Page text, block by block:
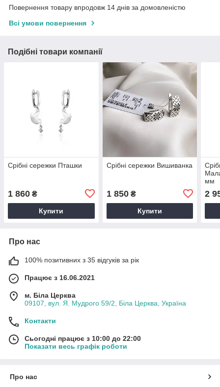
Повернення товару впродовж 14 днів за домовленістю
Всі умови повернення
Подібні товари компанії
Срібні сережки Пташки
1 860 ₴
Купити
Срібні сережки Вишиванка
1 850₴
Купити
мм
2
Про нас
100% позитивних з 35 відгуків за рік
Працює з 16.06.2021
м. Біла Церква
09107, вул. Я. Мудрого 59/2, Біла Церква, Україна
Контакти
Сьогодні працює з 10:00 до 22:00
Показати весь графік роботи
Про нас